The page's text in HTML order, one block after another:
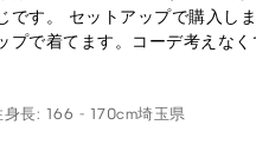
です。 セットアップで購入し
プで着てます。コーデ考えな
身長: 166 - 170cm埼玉県